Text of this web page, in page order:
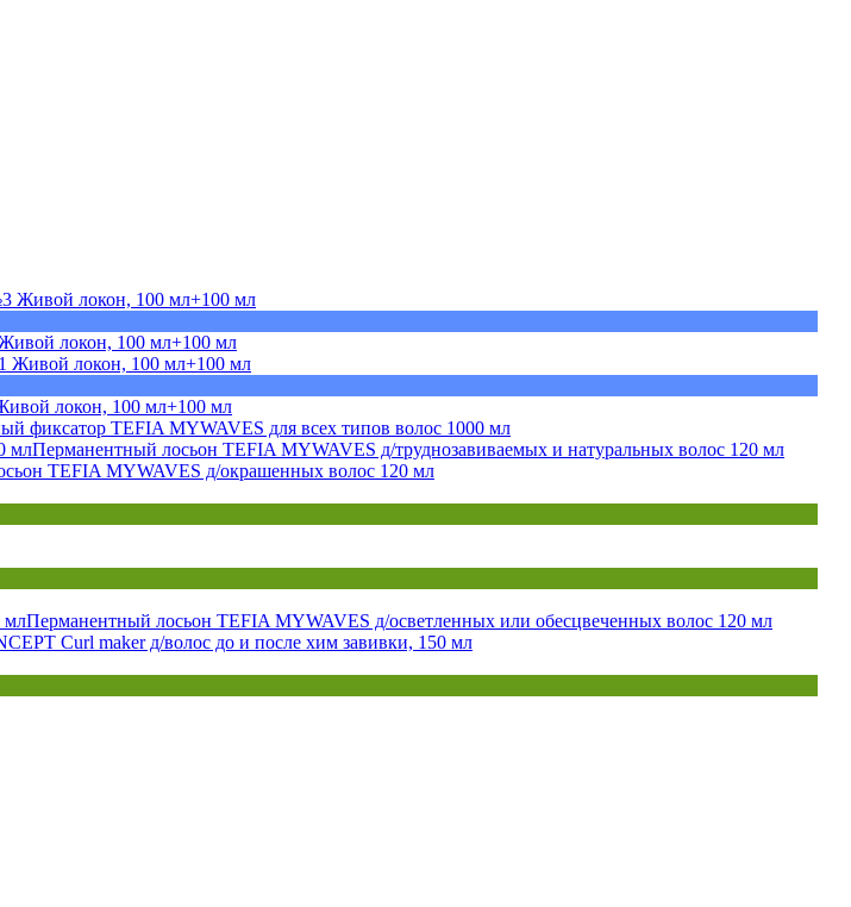
локон, 100 мл+100 мл
локон, 100 мл+100 мл
фиксатор TEFIA MYWAVES для всех типов волос 1000 мл
Перманентный лосьон TEFIA MYWAVES д/труднозавиваемых и натуральных волос 120 мл
TEFIA MYWAVES д/окрашенных волос 120 мл
Перманентный лосьон TEFIA MYWAVES д/осветленных или обесцвеченных волос 120 мл
Curl maker д/волос до и после хим завивки, 150 мл